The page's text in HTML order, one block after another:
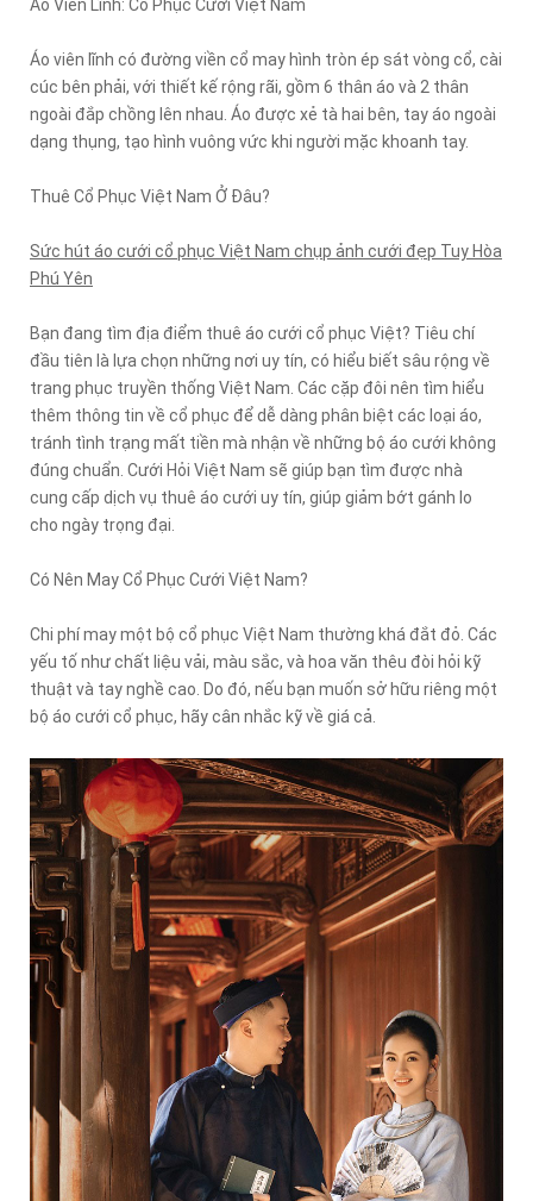
Áo Viên Lĩnh: Cổ Phục Cưới Việt Nam
Áo viên lĩnh có đường viền cổ may hình tròn ép sát vòng cổ, cài
cúc bên phải, với thiết kế rộng rãi, gồm 6 thân áo và 2 thân
ngoài đắp chồng lên nhau. Áo được xẻ tà hai bên, tay áo ngoài
dạng thụng, tạo hình vuông vức khi người mặc khoanh tay.
Thuê Cổ Phục Việt Nam Ở Đâu?
Sức hút áo cưới cổ phục Việt Nam chụp ảnh cưới đẹp Tuy Hòa
Phú Yên
Bạn đang tìm địa điểm thuê áo cưới cổ phục Việt? Tiêu chí
đầu tiên là lựa chọn những nơi uy tín, có hiểu biết sâu rộng về
trang phục truyền thống Việt Nam. Các cặp đôi nên tìm hiểu
thêm thông tin về cổ phục để dễ dàng phân biệt các loại áo,
tránh tình trạng mất tiền mà nhận về những bộ áo cưới không
đúng chuẩn. Cưới Hỏi Việt Nam sẽ giúp bạn tìm được nhà
cung cấp dịch vụ thuê áo cưới uy tín, giúp giảm bớt gánh lo
cho ngày trọng đại.
Có Nên May Cổ Phục Cưới Việt Nam?
Chi phí may một bộ cổ phục Việt Nam thường khá đắt đỏ. Các
yếu tố như chất liệu vải, màu sắc, và hoa văn thêu đòi hỏi kỹ
thuật và tay nghề cao. Do đó, nếu bạn muốn sở hữu riêng một
bộ áo cưới cổ phục, hãy cân nhắc kỹ về giá cả.